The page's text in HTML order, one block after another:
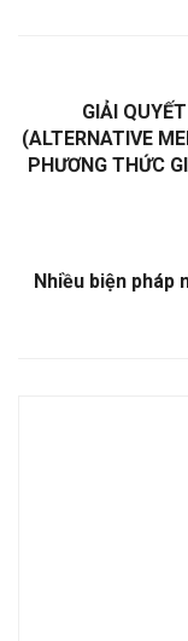
GIẢI
(ALTERNATIVE
PHƯƠNG THỨC
Nhiều biện pháp